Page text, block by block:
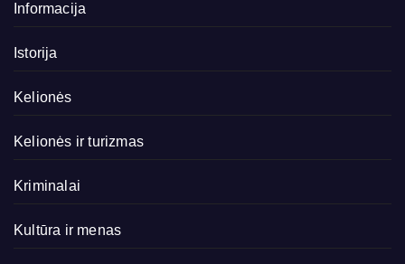
Informacija
Istorija
Kelionės
Kelionės ir turizmas
Kriminalai
Kultūra ir menas